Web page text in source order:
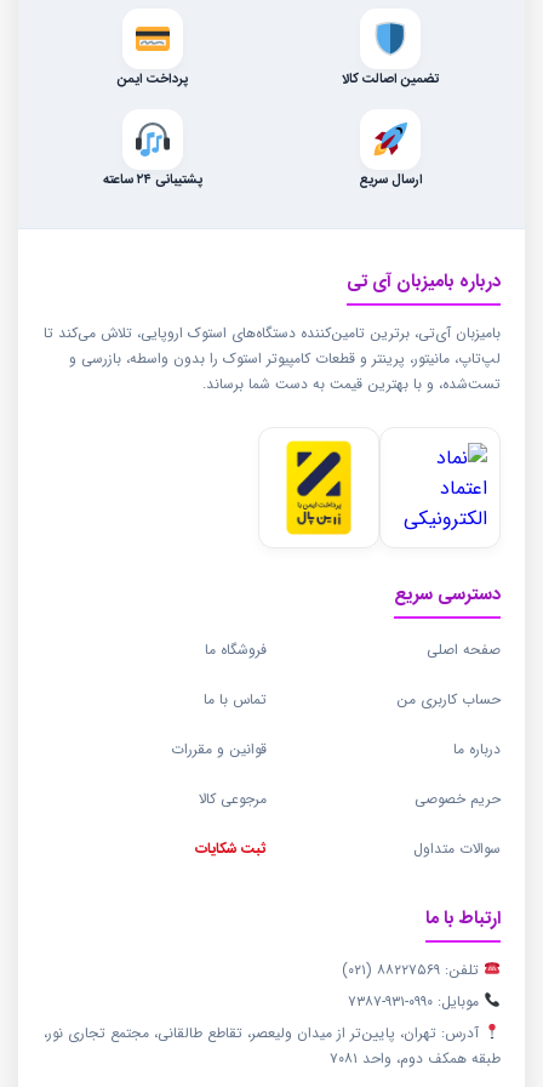
تضمین اصالت کالا پرداخت ایمن
ارسال سریع پشتیبانی ۲۴ ساعته
درباره بامیزبان آی تی
بامیزبان آی‌تی، برترین تامین‌کننده دستگاه‌های استوک اروپایی، تلاش می‌کند تا
لپ‌تاپ، مانیتور، پرینتر و قطعات کامپیوتر استوک را بدون واسطه، بازرسی و
تست‌شده، و با بهترین قیمت به دست شما برساند.
دسترسی سریع
صفحه اصلی فروشگاه ما
حساب کاربری من تماس با ما
درباره ما قوانین و مقررات
حریم خصوصی مرجوعی کالا
سوالات متداول ثبت شکایات
ارتباط با ما
تلفن: ۸۸۲۲۷۵۶۹ (۰۲۱)
موبایل: ۰۹۹۰-۹۳۱-۷۳۸۷
آدرس: تهران، پایین‌تر از میدان ولیعصر، تقاطع طالقانی، مجتمع تجاری نور،
طبقه همکف دوم، واحد ۷۰۸۱